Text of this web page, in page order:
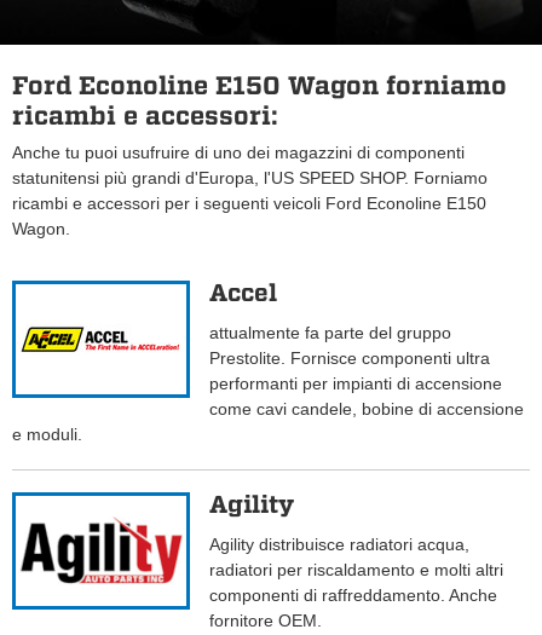
Ford Econoline E150 Wagon forniamo
ricambi e accessori:
Anche tu puoi usufruire di uno dei magazzini di componenti
statunitensi più grandi d'Europa, l'US SPEED SHOP. Forniamo
ricambi e accessori per i seguenti veicoli Ford Econoline E150
Wagon.
Accel
attualmente fa parte del gruppo
Prestolite. Fornisce componenti ultra
performanti per impianti di accensione
come cavi candele, bobine di accensione
e moduli.
Agility
Agility distribuisce radiatori acqua,
radiatori per riscaldamento e molti altri
componenti di raffreddamento. Anche
fornitore OEM.